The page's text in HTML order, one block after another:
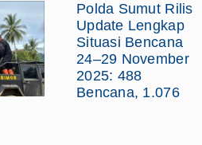
Polda Sumut Rilis
Update Lengkap
Situasi Bencana
24–29 November
2025: 488
Bencana, 1.076